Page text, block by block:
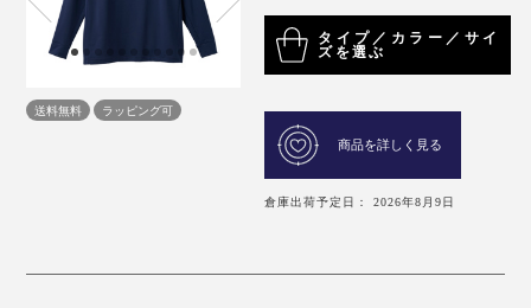
送料無料 ラッピング可
タイプ／カラー／サイ
ズを選ぶ
商品を詳しく見る
倉庫出荷予定日： 2026年8月9日